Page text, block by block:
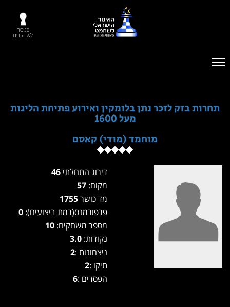
כניסה
לשחקנים
תחרות בזק לזכר נתן בלומקין ואירוע פתיחת הליגות
מעל 1600
מוחמד (מודי) קאסם
דירוג התחלתי
מקום:
מד כושר
פרפורמנס(רמת ביצועים):
מספר משחקים:
נקודות: 3.0
ניצחונות :2
תיקו :2
הפסדים :6